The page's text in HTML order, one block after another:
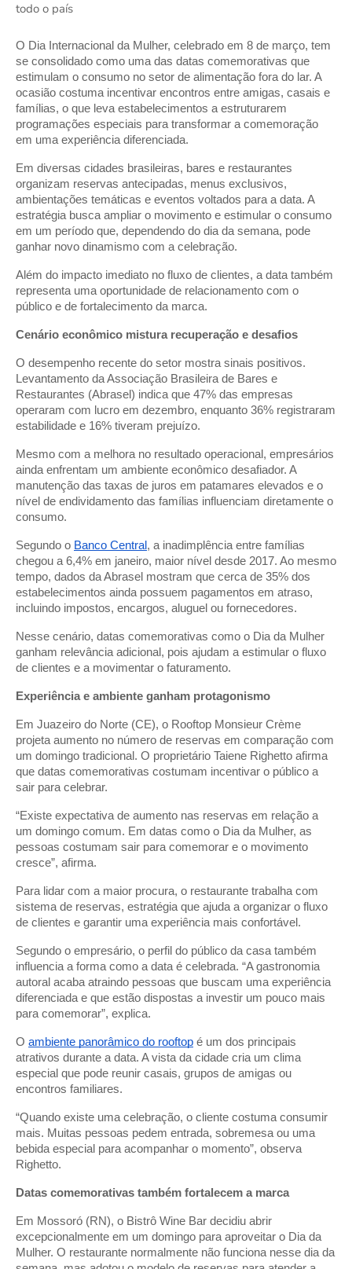
todo o país
O Dia Internacional da Mulher, celebrado em 8 de março, tem
se consolidado como uma das datas comemorativas que
estimulam o consumo no setor de alimentação fora do lar. A
ocasião costuma incentivar encontros entre amigas, casais e
famílias, o que leva estabelecimentos a estruturarem
programações especiais para transformar a comemoração
em uma experiência diferenciada.
Em diversas cidades brasileiras, bares e restaurantes
organizam reservas antecipadas, menus exclusivos,
ambientações temáticas e eventos voltados para a data. A
estratégia busca ampliar o movimento e estimular o consumo
em um período que, dependendo do dia da semana, pode
ganhar novo dinamismo com a celebração.
Além do impacto imediato no fluxo de clientes, a data também
representa uma oportunidade de relacionamento com o
público e de fortalecimento da marca.
Cenário econômico mistura recuperação e desafios
O desempenho recente do setor mostra sinais positivos.
Levantamento da Associação Brasileira de Bares e
Restaurantes (Abrasel) indica que 47% das empresas
operaram com lucro em dezembro, enquanto 36% registraram
estabilidade e 16% tiveram prejuízo.
Mesmo com a melhora no resultado operacional, empresários
ainda enfrentam um ambiente econômico desafiador. A
manutenção das taxas de juros em patamares elevados e o
nível de endividamento das famílias influenciam diretamente o
consumo.
Segundo o Banco Central, a inadimplência entre famílias
chegou a 6,4% em janeiro, maior nível desde 2017. Ao mesmo
tempo, dados da Abrasel mostram que cerca de 35% dos
estabelecimentos ainda possuem pagamentos em atraso,
incluindo impostos, encargos, aluguel ou fornecedores.
Nesse cenário, datas comemorativas como o Dia da Mulher
ganham relevância adicional, pois ajudam a estimular o fluxo
de clientes e a movimentar o faturamento.
Experiência e ambiente ganham protagonismo
Em Juazeiro do Norte (CE), o Rooftop Monsieur Crème
projeta aumento no número de reservas em comparação com
um domingo tradicional. O proprietário Taiene Righetto afirma
que datas comemorativas costumam incentivar o público a
sair para celebrar.
“Existe expectativa de aumento nas reservas em relação a
um domingo comum. Em datas como o Dia da Mulher, as
pessoas costumam sair para comemorar e o movimento
cresce”, afirma.
Para lidar com a maior procura, o restaurante trabalha com
sistema de reservas, estratégia que ajuda a organizar o fluxo
de clientes e garantir uma experiência mais confortável.
Segundo o empresário, o perfil do público da casa também
influencia a forma como a data é celebrada. “A gastronomia
autoral acaba atraindo pessoas que buscam uma experiência
diferenciada e que estão dispostas a investir um pouco mais
para comemorar”, explica.
O ambiente panorâmico do rooftop é um dos principais
atrativos durante a data. A vista da cidade cria um clima
especial que pode reunir casais, grupos de amigas ou
encontros familiares.
“Quando existe uma celebração, o cliente costuma consumir
mais. Muitas pessoas pedem entrada, sobremesa ou uma
bebida especial para acompanhar o momento”, observa
Righetto.
Datas comemorativas também fortalecem a marca
Em Mossoró (RN), o Bistrô Wine Bar decidiu abrir
excepcionalmente em um domingo para aproveitar o Dia da
Mulher. O restaurante normalmente não funciona nesse dia da